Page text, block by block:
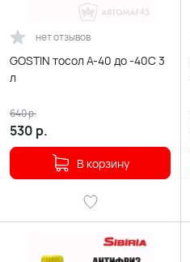
нет отзывов
GOSTIN тосол А-40 до -40С 3
л
530 р.
640р.
В корзину